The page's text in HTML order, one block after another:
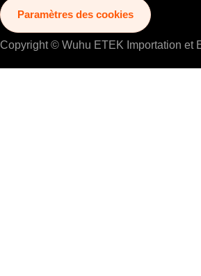
Paramètres des cookies
Copyright © Wuhu ETEK Importation et